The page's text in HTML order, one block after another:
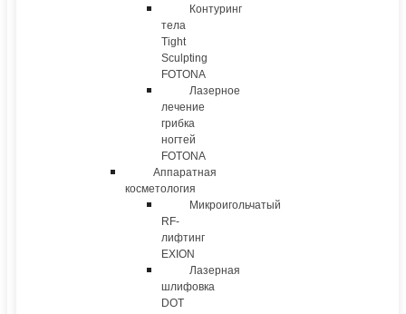
Контуринг
тела
Tight
Sculpting
FOTONA
Лазерное
лечение
грибка
ногтей
FOTONA
Аппаратная
косметология
Микроигольчатый
RF-
лифтинг
EXION
Лазерная
шлифовка
DOT